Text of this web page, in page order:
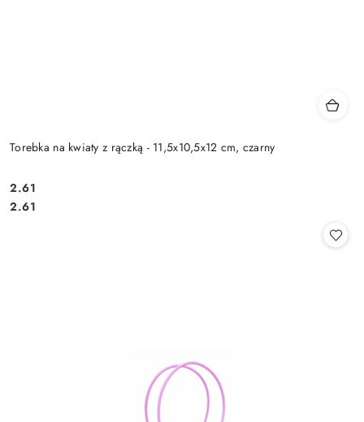
Torebka na kwiaty z rączką - 11,5x10,5x12 cm, czarny
Cena:
2.61
Cena:
2.61